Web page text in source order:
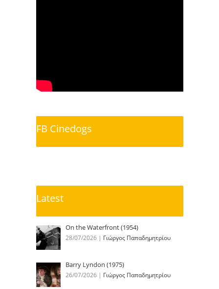
FB Cinedogs
Latest
On the Waterfront (1954)
28/07/2026 | Γιώργος Παπαδημητρίου
Barry Lyndon (1975)
26/07/2026 | Γιώργος Παπαδημητρίου